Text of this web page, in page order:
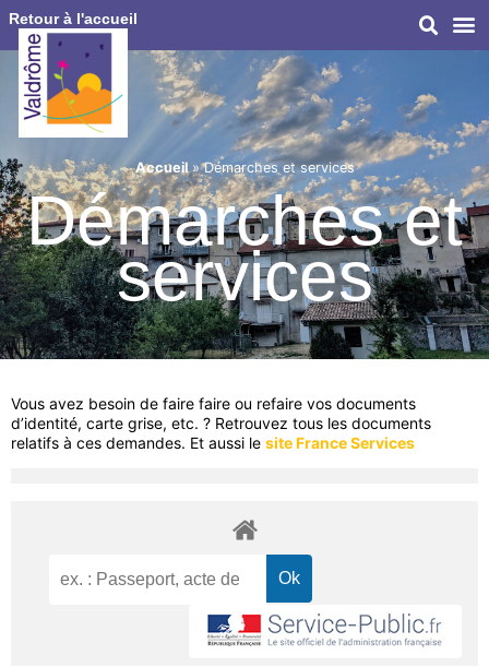
Retour à l'accueil
Accueil»Démarches et services
Démarches et
services
Vous avez besoin de faire faire ou refaire vos documents
d’identité, carte grise, etc. ? Retrouvez tous les documents
relatifs à ces demandes. Et aussi le site France Services